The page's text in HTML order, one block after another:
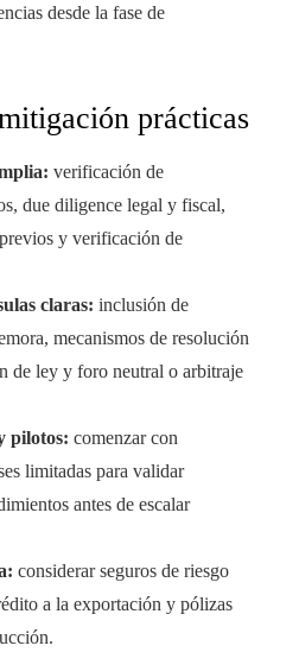
desde la fase de
prácticas
verificación de
due diligence legal y fiscal,
y verificación de
claras: inclusión de
mecanismos de resolución
de ley y foro neutral o arbitraje
pilotos: comenzar con
limitadas para validar
antes de escalar
considerar seguros de riesgo
a la exportación y pólizas